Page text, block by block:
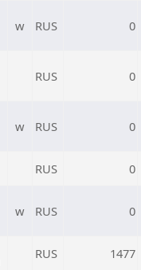
w RUS 0
RUS 0
w RUS 0
RUS 0
w RUS 0
RUS 1477